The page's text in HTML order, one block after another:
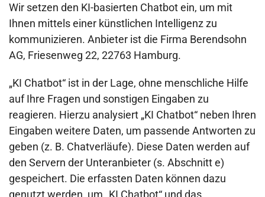
Wir setzen den KI-basierten Chatbot ein, um mit
Ihnen mittels einer künstlichen Intelligenz zu
kommunizieren. Anbieter ist die Firma Berendsohn
AG, Friesenweg 22, 22763 Hamburg.
„KI Chatbot“ ist in der Lage, ohne menschliche Hilfe
auf Ihre Fragen und sonstigen Eingaben zu
reagieren. Hierzu analysiert „KI Chatbot“ neben Ihren
Eingaben weitere Daten, um passende Antworten zu
geben (z. B. Chatverläufe). Diese Daten werden auf
den Servern der Unteranbieter (s. Abschnitt e)
gespeichert. Die erfassten Daten können dazu
genutzt werden, um „KI Chatbot“ und das